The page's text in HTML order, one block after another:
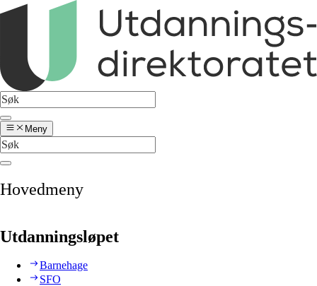
Meny
Hovedmeny
Utdanningsløpet
Barnehage
SFO